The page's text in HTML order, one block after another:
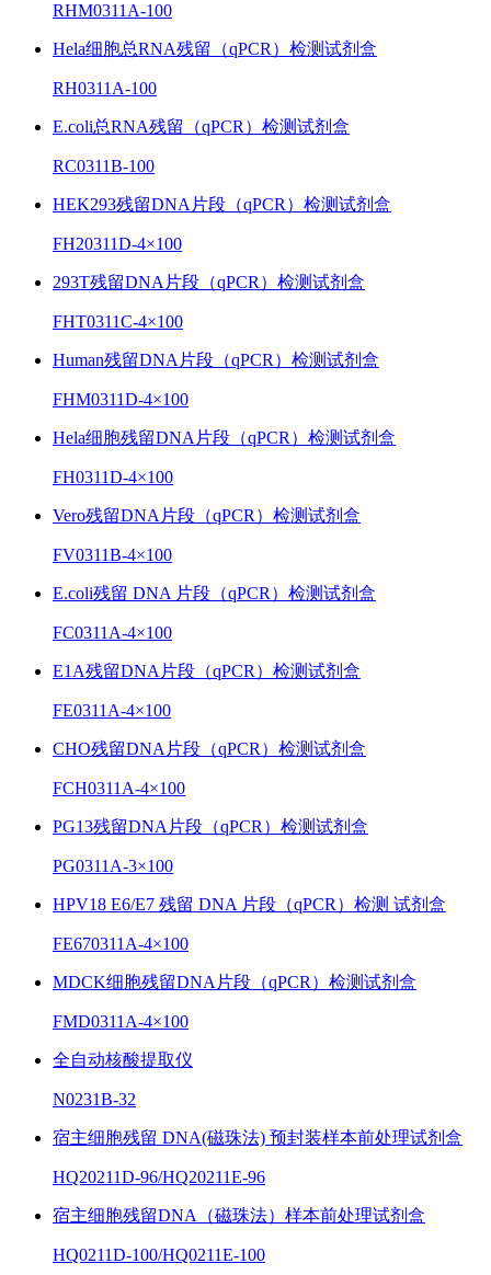
RHM0311A-100
Hela细胞总RNA残留（qPCR）检测试剂盒
RH0311A-100
E.coli总RNA残留（qPCR）检测试剂盒
RC0311B-100
HEK293残留DNA片段（qPCR）检测试剂盒
FH20311D-4×100
293T残留DNA片段（qPCR）检测试剂盒
FHT0311C-4×100
Human残留DNA片段（qPCR）检测试剂盒
FHM0311D-4×100
Hela细胞残留DNA片段（qPCR）检测试剂盒
FH0311D-4×100
Vero残留DNA片段（qPCR）检测试剂盒
FV0311B-4×100
E.coli残留 DNA 片段（qPCR）检测试剂盒
FC0311A-4×100
E1A残留DNA片段（qPCR）检测试剂盒
FE0311A-4×100
CHO残留DNA片段（qPCR）检测试剂盒
FCH0311A-4×100
PG13残留DNA片段（qPCR）检测试剂盒
PG0311A-3×100
HPV18 E6/E7 残留 DNA 片段（qPCR）检测 试剂盒
FE670311A-4×100
MDCK细胞残留DNA片段（qPCR）检测试剂盒
FMD0311A-4×100
全自动核酸提取仪
N0231B-32
宿主细胞残留 DNA(磁珠法) 预封装样本前处理试剂盒
HQ20211D-96/HQ20211E-96
宿主细胞残留DNA（磁珠法）样本前处理试剂盒
HQ0211D-100/HQ0211E-100